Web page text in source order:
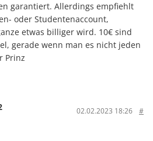
garantiert. Allerdings empfiehlt
oder Studentenaccount,
etwas billiger wird. 10€ sind
gerade wenn man es nicht jeden
Prinz
02.02.2023 18:26 #